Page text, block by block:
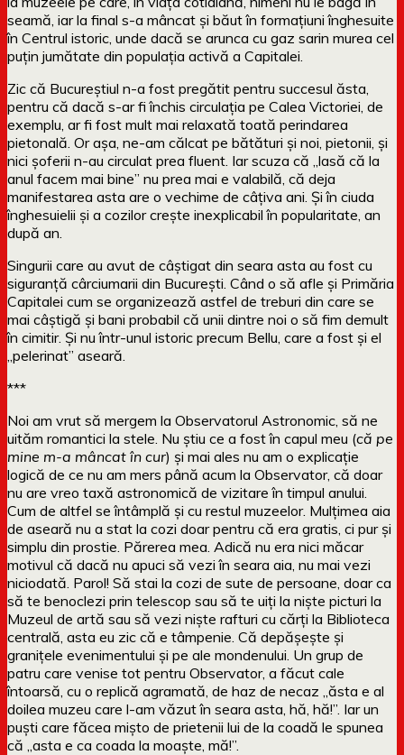
seamă, iar la final s-a mâncat și băut în formațiuni înghesuite
în Centrul istoric, unde dacă se arunca cu gaz sarin murea cel
puțin jumătate din populația activă a Capitalei.
Zic că Bucureștiul n-a fost pregătit pentru succesul ăsta,
pentru că dacă s-ar fi închis circulația pe Calea Victoriei, de
exemplu, ar fi fost mult mai relaxată toată perindarea
pietonală. Or așa, ne-am călcat pe bătături și noi, pietonii, și
nici șoferii n-au circulat prea fluent. Iar scuza că „lasă că la
anul facem mai bine” nu prea mai e valabilă, că deja
manifestarea asta are o vechime de câțiva ani. Și în ciuda
înghesuielii și a cozilor crește inexplicabil în popularitate, an
după an.
Singurii care au avut de câștigat din seara asta au fost cu
siguranță cârciumarii din București. Când o să afle și Primăria
Capitalei cum se organizează astfel de treburi din care se
mai câștigă și bani probabil că unii dintre noi o să fim demult
în cimitir. Și nu într-unul istoric precum Bellu, care a fost și el
„pelerinat” aseară.
***
Noi am vrut să mergem la Observatorul Astronomic, să ne
uităm romantici la stele. Nu știu ce a fost în capul meu (că pe
mine m-a mâncat în cur) și mai ales nu am o explicație
logică de ce nu am mers până acum la Observator, că doar
nu are vreo taxă astronomică de vizitare în timpul anului.
Cum de altfel se întâmplă și cu restul muzeelor. Mulțimea aia
de aseară nu a stat la cozi doar pentru că era gratis, ci pur și
simplu din prostie. Părerea mea. Adică nu era nici măcar
motivul că dacă nu apuci să vezi în seara aia, nu mai vezi
niciodată. Parol! Să stai la cozi de sute de persoane, doar ca
să te benoclezi prin telescop sau să te uiți la niște picturi la
Muzeul de artă sau să vezi niște rafturi cu cărți la Biblioteca
centrală, asta eu zic că e tâmpenie. Că depășește și
granițele evenimentului și pe ale mondenului. Un grup de
patru care venise tot pentru Observator, a făcut cale
întoarsă, cu o replică agramată, de haz de necaz „ăsta e al
doilea muzeu care l-am văzut în seara asta, hă, hă!”. Iar un
puști care făcea mișto de prietenii lui de la coadă le spunea
că „asta e ca coada la moaște, mă!”.